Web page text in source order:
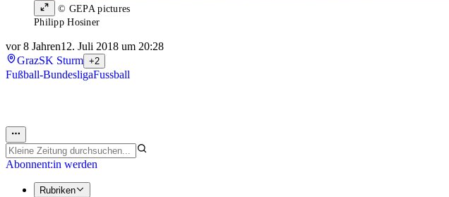
© GEPA pictures
Philipp Hosiner
vor 8 Jahren12. Juli 2018 um 20:28
GrazSK Sturm +2
Fußball-BundesligaFussball
Abonnent:in werden
Rubriken